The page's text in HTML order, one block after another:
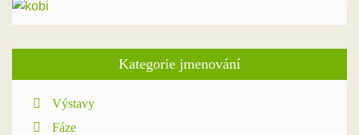
Kategorie jmenování
Výstavy
Fáze